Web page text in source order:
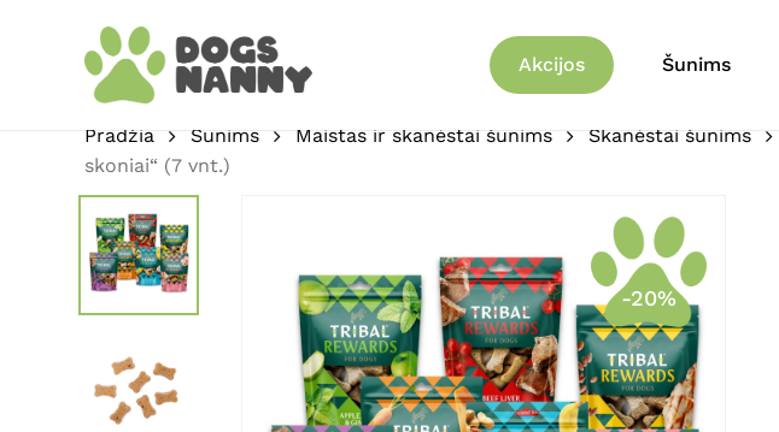
Akcijos Šunims
Pradžia Šunims Maistas ir skanėstai šunims Skanėstai šunims
skoniai“ (7 vnt.)
-20%